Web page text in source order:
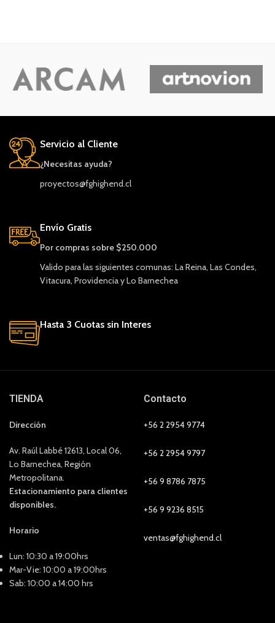
Servicio al Cliente
¿Necesitas ayuda?
proyectos@fghighend.cl
Envío Gratis
Por compras sobre $250.000
Valido para las siguientes comunas: La Reina, Las Condes,
Vitacura, Providencia y Lo Barnechea
Hasta 3 Cuotas sin Interes
TIENDA
Dirección
Av. Raúl Labbé 12613, Local 06,
Lo Barnechea, Región
Metropolitana.
Estacionamiento para clientes
disponibles.
Horario
Lun: 10:30 a 19:00hrs
Mar-Vie: 10:00 a 19:00hrs
Sab: 10:00 a 14:00 hrs
Contacto
+56 2 2954 9774
+56 2 2954 9797
+56 9 8786 7875
+56 9 9236 8515
ventas@fghighend.cl